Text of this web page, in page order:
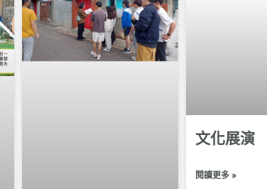
文化展演
閱讀更多 »